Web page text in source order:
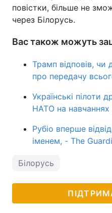
повістки, більше не
через Білорусь.
Вас також можуть
Трамп відповів, чи
про передачу
Українські пілоти
НАТО на навчаннях
Рубіо вперше
іменем, - The
Білорусь